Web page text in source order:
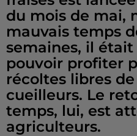
du mois de mai,
mauvais temps
semaines, il
pouvoir profiter
récoltes libres
cueilleurs. Le
temps, lui, est
agriculteurs.